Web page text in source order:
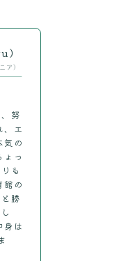
）
ア）
努
エ
気の
っ
も
館の
勝
身は